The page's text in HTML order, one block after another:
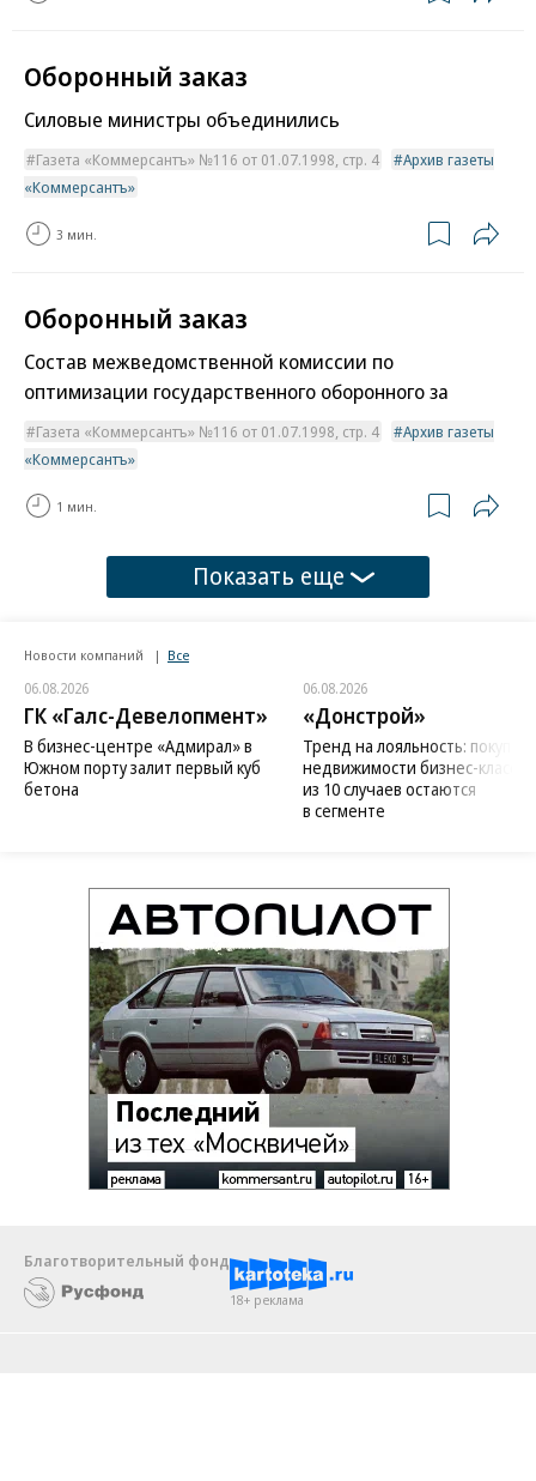
Оборонный заказ
Силовые министры объединились
Газета «Коммерсантъ» №116 от 01.07.1998, стр. 4
Архив газеты
«Коммерсантъ»
3 мин.
Оборонный заказ
Состав межведомственной комиссии по
оптимизации государственного оборонного за
Газета «Коммерсантъ» №116 от 01.07.1998, стр. 4
Архив газеты
«Коммерсантъ»
1 мин.
Показать еще
Новости компаний Все
06.08.2026
ГК «Галс-Девелопмент»
В бизнес-центре «Адмирал» в
Южном порту залит первый куб
бетона
06.08.2026
«Донстрой»
Тренд на лояльность:
недвижимости бизнес-класса
из 10 случаев остаются
в сегменте
Благотворительный фонд
18+ реклама